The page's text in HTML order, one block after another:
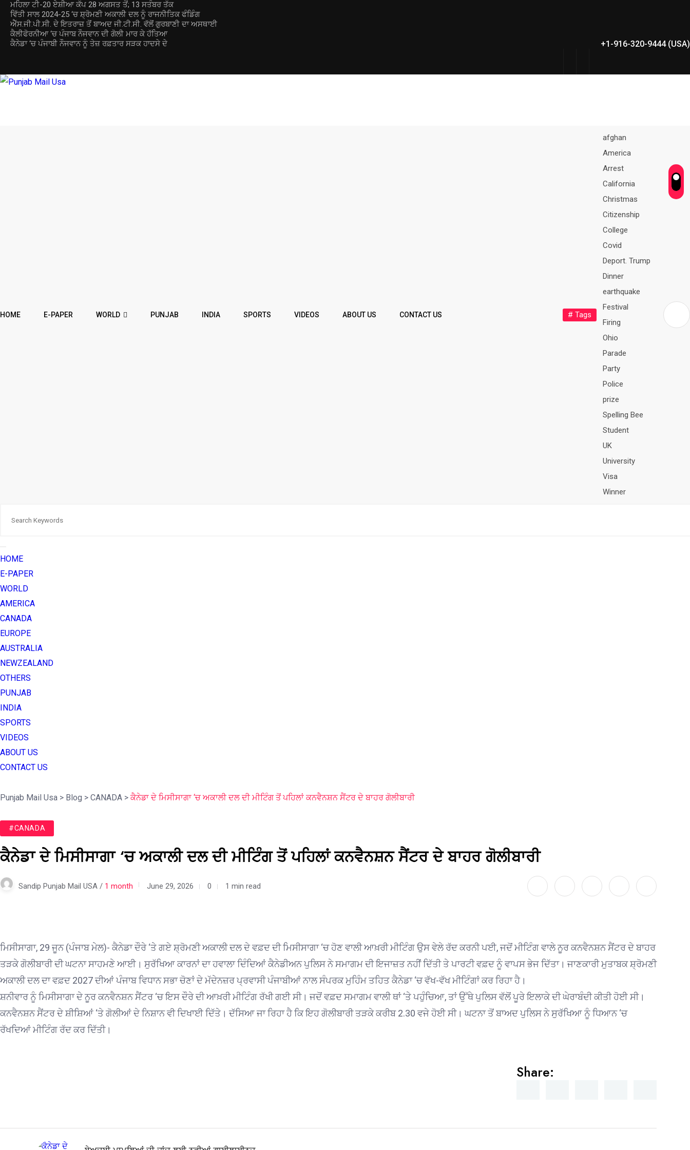
ਮਹਿਲਾ ਟੀ-20 ਏਸ਼ੀਆ ਕੱਪ 28 ਅਗਸਤ ਤੋਂ; 13 ਸਤੰਬਰ ਤੱਕ
ਵਿੱਤੀ ਸਾਲ 2024-25 ‘ਚ ਸ਼੍ਰੋਮਣੀ ਅਕਾਲੀ ਦਲ ਨੂੰ ਰਾਜਨੀਤਿਕ ਫੰਡਿੰਗ
ਐੱਸ.ਜੀ.ਪੀ.ਸੀ. ਦੇ ਇਤਰਾਜ਼ ਤੋਂ ਬਾਅਦ ਜੀ.ਟੀ.ਸੀ. ਵੱਲੋਂ ਗੁਰਬਾਣੀ ਦਾ ਅਸਥਾਈ
ਕੈਲੀਫੋਰਨੀਆ ‘ਚ ਪੰਜਾਬ ਨੌਜਵਾਨ ਦੀ ਗੋਲੀ ਮਾਰ ਕੇ ਹੱਤਿਆ
ਕੈਨੇਡਾ ‘ਚ ਪੰਜਾਬੀ ਨੌਜਵਾਨ ਨੂੰ ਤੇਜ਼ ਰਫ਼ਤਾਰ ਸੜਕ ਹਾਦਸੇ ਦੇ
+1-916-320-9444 (USA)
HOME E-PAPER WORLD PUNJAB INDIA SPORTS VIDEOS ABOUT US CONTACT US # Tags
afghan
America
Arrest
California
Christmas
Citizenship
College
Covid
Deport. Trump
Dinner
earthquake
Festival
Firing
Ohio
Parade
Party
Police
prize
Spelling Bee
Student
UK
University
Visa
Winner
HOME
E-PAPER
WORLD
AMERICA
CANADA
EUROPE
AUSTRALIA
NEWZEALAND
OTHERS
PUNJAB
INDIA
SPORTS
VIDEOS
ABOUT US
CONTACT US
Punjab Mail Usa > Blog > CANADA > ਕੈਨੇਡਾ ਦੇ ਮਿਸੀਸਾਗਾ ‘ਚ ਅਕਾਲੀ ਦਲ ਦੀ ਮੀਟਿੰਗ ਤੋਂ ਪਹਿਲਾਂ ਕਨਵੈਨਸ਼ਨ ਸੈਂਟਰ ਦੇ ਬਾਹਰ ਗੋਲੀਬਾਰੀ
#CANADA
ਕੈਨੇਡਾ ਦੇ ਮਿਸੀਸਾਗਾ ‘ਚ ਅਕਾਲੀ ਦਲ ਦੀ ਮੀਟਿੰਗ ਤੋਂ ਪਹਿਲਾਂ ਕਨਵੈਨਸ਼ਨ ਸੈਂਟਰ ਦੇ ਬਾਹਰ ਗੋਲੀਬਾਰੀ
Sandip Punjab Mail USA / 1 month June 29, 2026 0 1 min read
ਮਿਸੀਸਾਗਾ, 29 ਜੂਨ (ਪੰਜਾਬ ਮੇਲ)- ਕੈਨੇਡਾ ਦੌਰੇ ‘ਤੇ ਗਏ ਸ਼੍ਰੋਮਣੀ ਅਕਾਲੀ ਦਲ ਦੇ ਵਫ਼ਦ ਦੀ ਮਿਸੀਸਾਗਾ ‘ਚ ਹੋਣ ਵਾਲੀ ਆਖ਼ਰੀ ਮੀਟਿੰਗ ਉਸ ਵੇਲੇ ਰੱਦ ਕਰਨੀ ਪਈ, ਜਦੋਂ ਮੀਟਿੰਗ ਵਾਲੇ ਨੂਰ ਕਨਵੈਨਸ਼ਨ ਸੈਂਟਰ ਦੇ ਬਾਹਰ
ਤੜਕੇ ਗੋਲੀਬਾਰੀ ਦੀ ਘਟਨਾ ਸਾਹਮਣੇ ਆਈ। ਸੁਰੱਖਿਆ ਕਾਰਨਾਂ ਦਾ ਹਵਾਲਾ ਦਿੰਦਿਆਂ ਕੈਨੇਡੀਅਨ ਪੁਲਿਸ ਨੇ ਸਮਾਗਮ ਦੀ ਇਜਾਜ਼ਤ ਨਹੀਂ ਦਿੱਤੀ ਤੇ ਪਾਰਟੀ ਵਫ਼ਦ ਨੂੰ ਵਾਪਸ ਭੇਜ ਦਿੱਤਾ। ਜਾਣਕਾਰੀ ਮੁਤਾਬਕ ਸ਼੍ਰੋਮਣੀ
ਅਕਾਲੀ ਦਲ ਦਾ ਵਫ਼ਦ 2027 ਦੀਆਂ ਪੰਜਾਬ ਵਿਧਾਨ ਸਭਾ ਚੋਣਾਂ ਦੇ ਮੱਦੇਨਜ਼ਰ ਪ੍ਰਵਾਸੀ ਪੰਜਾਬੀਆਂ ਨਾਲ ਸੰਪਰਕ ਮੁਹਿੰਮ ਤਹਿਤ ਕੈਨੇਡਾ ‘ਚ ਵੱਖ-ਵੱਖ ਮੀਟਿੰਗਾਂ ਕਰ ਰਿਹਾ ਹੈ।
ਸ਼ਨੀਵਾਰ ਨੂੰ ਮਿਸੀਸਾਗਾ ਦੇ ਨੂਰ ਕਨਵੈਨਸ਼ਨ ਸੈਂਟਰ ‘ਚ ਇਸ ਦੌਰੇ ਦੀ ਆਖ਼ਰੀ ਮੀਟਿੰਗ ਰੱਖੀ ਗਈ ਸੀ। ਜਦੋਂ ਵਫ਼ਦ ਸਮਾਗਮ ਵਾਲੀ ਥਾਂ ‘ਤੇ ਪਹੁੰਚਿਆ, ਤਾਂ ਉੱਥੇ ਪੁਲਿਸ ਵੱਲੋਂ ਪੂਰੇ ਇਲਾਕੇ ਦੀ ਘੇਰਾਬੰਦੀ ਕੀਤੀ ਹੋਈ ਸੀ।
ਕਨਵੈਨਸ਼ਨ ਸੈਂਟਰ ਦੇ ਸ਼ੀਸ਼ਿਆਂ ‘ਤੇ ਗੋਲੀਆਂ ਦੇ ਨਿਸ਼ਾਨ ਵੀ ਦਿਖਾਈ ਦਿੱਤੇ। ਦੱਸਿਆ ਜਾ ਰਿਹਾ ਹੈ ਕਿ ਇਹ ਗੋਲੀਬਾਰੀ ਤੜਕੇ ਕਰੀਬ 2.30 ਵਜੇ ਹੋਈ ਸੀ। ਘਟਨਾ ਤੋਂ ਬਾਅਦ ਪੁਲਿਸ ਨੇ ਸੁਰੱਖਿਆ ਨੂੰ ਧਿਆਨ ‘ਚ
ਰੱਖਦਿਆਂ ਮੀਟਿੰਗ ਰੱਦ ਕਰ ਦਿੱਤੀ।
Share: